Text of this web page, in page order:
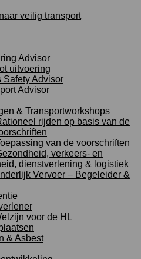
Advisor
uitvoering
Safety Advisor
Advisor
& Transportworkshops
rijden op basis van de
van de voorschriften
verkeers- en
dienstverlening & logistiek
Vervoer – Begeleider &
voor de HL
& Asbest